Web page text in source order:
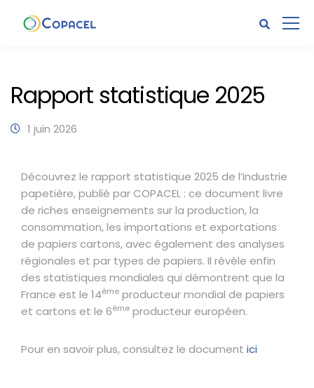
Rapport statistique 2025
1 juin 2026
Découvrez le rapport statistique 2025 de l’industrie
papetière, publié par COPACEL : ce document livre
de riches enseignements sur la production, la
consommation, les importations et exportations
de papiers cartons, avec également des analyses
régionales et par types de papiers. Il révèle enfin
des statistiques mondiales qui démontrent que la
France est le 14ème producteur mondial de papiers
et cartons et le 6ème producteur européen.
Pour en savoir plus, consultez le document ici